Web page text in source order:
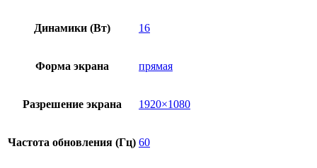
Динамики (Вт) 16
Форма экрана прямая
Разрешение экрана 1920×1080
Частота обновления (Гц) 60